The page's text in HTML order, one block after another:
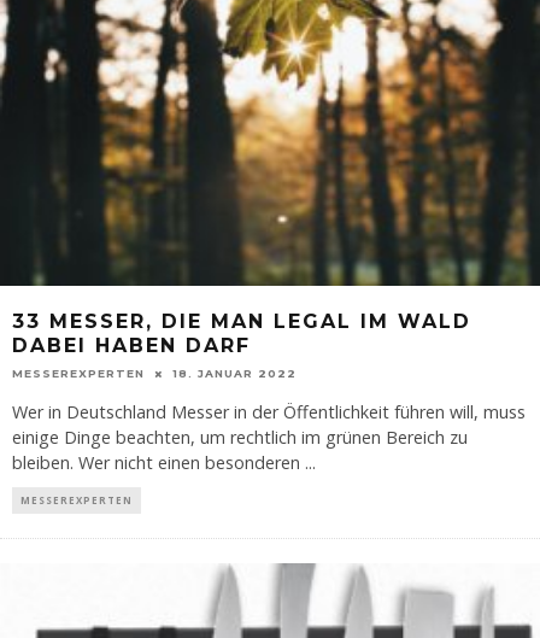
33 MESSER, DIE MAN LEGAL IM WALD
DABEI HABEN DARF
MESSEREXPERTEN 18. JANUAR 2022
Wer in Deutschland Messer in der Öffentlichkeit führen will, muss
einige Dinge beachten, um rechtlich im grünen Bereich zu
bleiben. Wer nicht einen besonderen ...
MESSEREXPERTEN